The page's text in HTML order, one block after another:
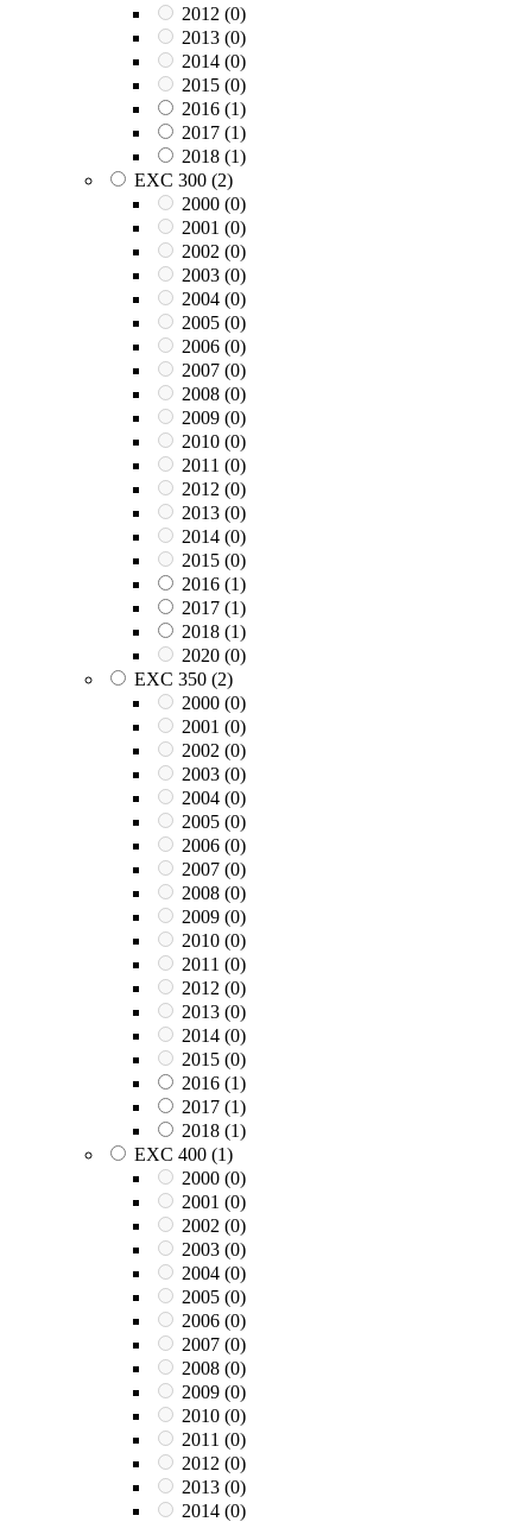
2012 (0)
2013 (0)
2014 (0)
2015 (0)
2016 (1)
2017 (1)
2018 (1)
EXC 300 (2)
2000 (0)
2001 (0)
2002 (0)
2003 (0)
2004 (0)
2005 (0)
2006 (0)
2007 (0)
2008 (0)
2009 (0)
2010 (0)
2011 (0)
2012 (0)
2013 (0)
2014 (0)
2015 (0)
2016 (1)
2017 (1)
2018 (1)
2020 (0)
EXC 350 (2)
2000 (0)
2001 (0)
2002 (0)
2003 (0)
2004 (0)
2005 (0)
2006 (0)
2007 (0)
2008 (0)
2009 (0)
2010 (0)
2011 (0)
2012 (0)
2013 (0)
2014 (0)
2015 (0)
2016 (1)
2017 (1)
2018 (1)
EXC 400 (1)
2000 (0)
2001 (0)
2002 (0)
2003 (0)
2004 (0)
2005 (0)
2006 (0)
2007 (0)
2008 (0)
2009 (0)
2010 (0)
2011 (0)
2012 (0)
2013 (0)
2014 (0)